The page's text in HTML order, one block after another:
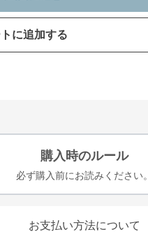
に追加する
購入時のルール
必ず購入前にお読みください。
お支払い方法について